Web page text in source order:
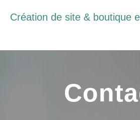
Création de site & boutique